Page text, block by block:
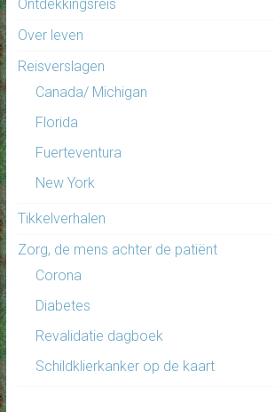
Ontdekkingsreis
Over leven
Reisverslagen
Canada/ Michigan
Florida
Fuerteventura
New York
Tikkelverhalen
Zorg, de mens achter de patiënt
Corona
Diabetes
Revalidatie dagboek
Schildklierkanker op de kaart